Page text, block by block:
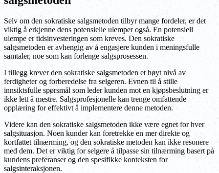
Selv om den sokratiske salgsmetoden tilbyr mange fordeler, er det
viktig å erkjenne dens potensielle ulemper også. En potensiell
ulempe er tidsinvesteringen som kreves. Den sokratiske
salgsmetoden er avhengig av å engasjere kunden i meningsfulle
samtaler, noe som kan forlenge salgsprosessen.
I tillegg krever den sokratiske salgsmetoden et høyt nivå av
ferdigheter og forberedelse fra selgeren. Evnen til å stille
innsiktsfulle spørsmål som leder kunden mot en kjøpsbeslutning er
ikke lett å mestre. Salgsprofesjonelle kan trenge omfattende
opplæring for effektivt å implementere denne metoden.
Videre kan den sokratiske salgsmetoden ikke være egnet for hver
salgsituasjon. Noen kunder kan foretrekke en mer direkte og
kortfattet tilnærming, og den sokratiske metoden kan ikke resonere
med dem. Det er viktig for selgere å tilpasse sin tilnærming basert på
kundens preferanser og den spesifikke konteksten for
salgsinteraksjonen.